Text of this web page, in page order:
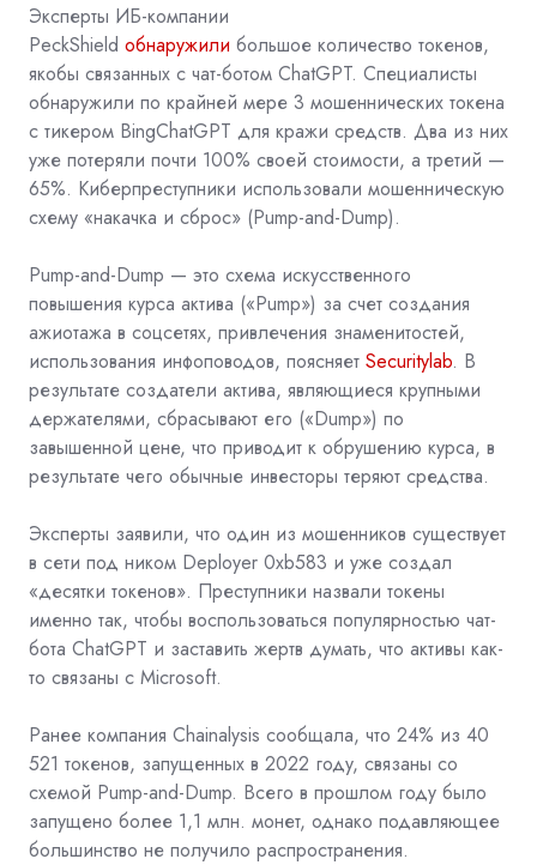
Эксперты ИБ-компании
PeckShield обнаружили большое количество токенов,
якобы связанных с чат-ботом ChatGPT. Специалисты
обнаружили по крайней мере 3 мошеннических токена
с тикером BingChatGPT для кражи средств. Два из них
уже потеряли почти 100% своей стоимости, а третий —
65%. Киберпреступники использовали мошенническую
схему «накачка и сброс» (Pump-and-Dump).
Pump-and-Dump — это схема искусственного
повышения курса актива («Pump») за счет создания
ажиотажа в соцсетях, привлечения знаменитостей,
использования инфоповодов, поясняет Securitylab. В
результате создатели актива, являющиеся крупными
держателями, сбрасывают его («Dump») по
завышенной цене, что приводит к обрушению курса, в
результате чего обычные инвесторы теряют средства.
Эксперты заявили, что один из мошенников существует
в сети под ником Deployer 0xb583 и уже создал
«десятки токенов». Преступники назвали токены
именно так, чтобы воспользоваться популярностью чат-
бота ChatGPT и заставить жертв думать, что активы как-
то связаны с Microsoft.
Ранее компания Chainalysis сообщала, что 24% из 40
521 токенов, запущенных в 2022 году, связаны со
схемой Pump-and-Dump. Всего в прошлом году было
запущено более 1,1 млн. монет, однако подавляющее
большинство не получило распространения.